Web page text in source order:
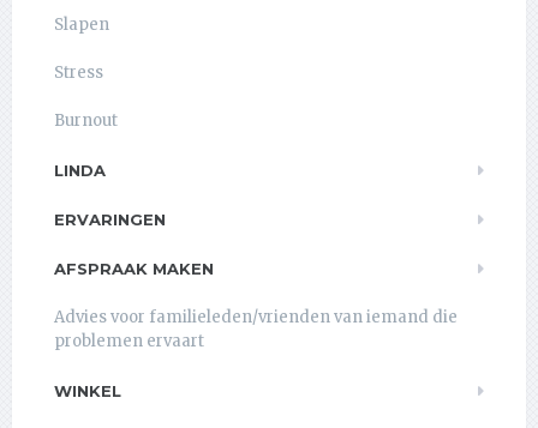
Slapen
Stress
Burnout
LINDA
ERVARINGEN
AFSPRAAK MAKEN
Advies voor familieleden/vrienden van iemand die
problemen ervaart
WINKEL